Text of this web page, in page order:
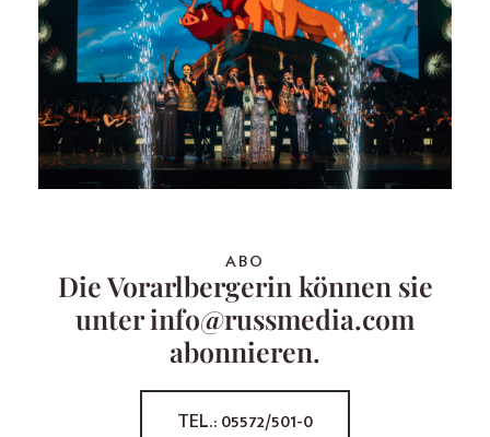
ABO
Die Vorarlbergerin können sie
unter info@russmedia.com
abonnieren.
TEL.: 05572/501-0